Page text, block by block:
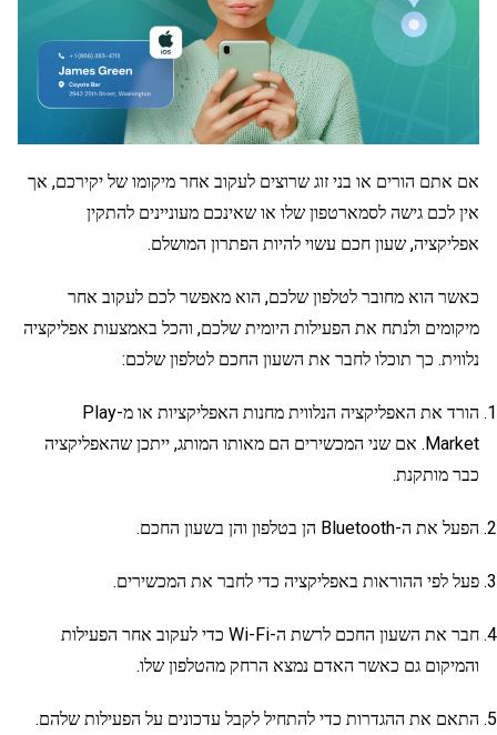
אם אתם הורים או בני זוג שרוצים לעקוב אחר מיקומו של יקירכם, אך
אין לכם גישה לסמארטפון שלו או שאינכם מעוניינים להתקין
אפליקציה, שעון חכם עשוי להיות הפתרון המושלם.
כאשר הוא מחובר לטלפון שלכם, הוא מאפשר לכם לעקוב אחר
מיקומים ולנתח את הפעילות היומית שלכם, והכל באמצעות אפליקציה
נלווית. כך תוכלו לחבר את השעון החכם לטלפון שלכם:
הורד את האפליקציה הנלווית מחנות האפליקציות או מ-Play
Market. אם שני המכשירים הם מאותו המותג, ייתכן שהאפליקציה
כבר מותקנת.
הפעל את ה-Bluetooth הן בטלפון והן בשעון החכם.
פעל לפי ההוראות באפליקציה כדי לחבר את המכשירים.
חבר את השעון החכם לרשת ה-Wi-Fi כדי לעקוב אחר הפעילות
והמיקום גם כאשר האדם נמצא הרחק מהטלפון שלו.
התאם את ההגדרות כדי להתחיל לקבל עדכונים על הפעילות שלהם.